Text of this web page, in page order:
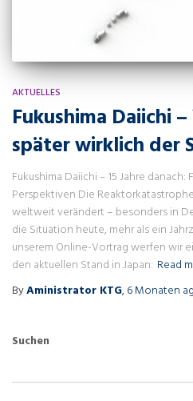
AKTUELLES
Fukushima Daiichi
später wirklich der
Fukushima Daiichi – 15 Jahre
Perspektiven Die
weltweit verändert – besonders in
die Situation heute, mehr als ein
unserem Online-Vortrag werfen wir
den aktuellen Stand in Japan: Read
ByAministrator KTG,6 Monaten
Suchen